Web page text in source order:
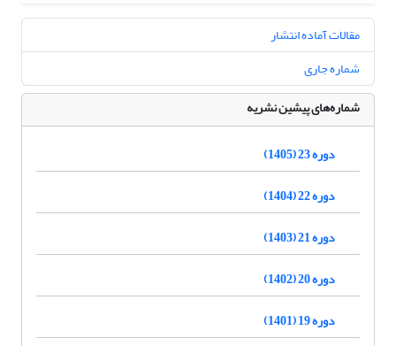
مقالات آماده انتشار
شماره جاری
شماره‌های پیشین نشریه
دوره 23 (1405)
دوره 22 (1404)
دوره 21 (1403)
دوره 20 (1402)
دوره 19 (1401)